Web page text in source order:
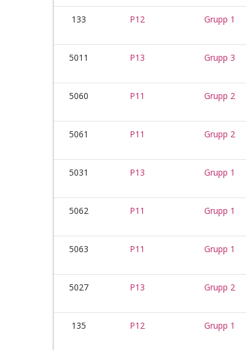
133 P12 Grupp 1
5011 P13 Grupp 3
5060 P11 Grupp 2
5061 P11 Grupp 2
5031 P13 Grupp 1
5062 P11 Grupp 1
5063 P11 Grupp 1
5027 P13 Grupp 2
135 P12 Grupp 1